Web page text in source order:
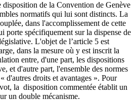
disposition de la Convention de Genève
normatifs qui lui sont distincts. La
dans l'accomplissement de cette
porte spécifiquement sur la dispense de
L'objet de l’article 5 est
dans la mesure où y est inscrit la
entre, d'une part, les dispositions
et d'autre part, l'ensemble des normes
d'autres droits et avantages ». Pour
la disposition commentée établit un
un double mécanisme.